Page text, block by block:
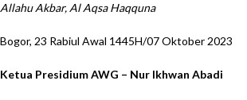
Allahu Akbar, Al Aqsa Haqquna
Bogor, 23 Rabiul Awal 1445H/07 Oktober 2023
Ketua Presidium AWG – Nur Ikhwan Abadi